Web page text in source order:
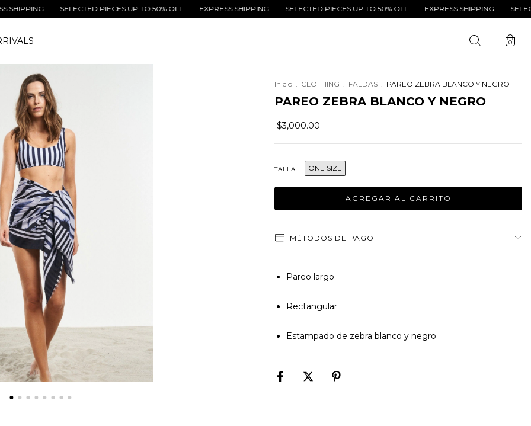
SELECTED PIECES UP TO 50% OFF EXPRESS SHIPPING SELECTED PIECES UP TO 50% OFF EXPRESS SHIPPING SELECTED
0
Inicio CLOTHING FALDAS PAREO ZEBRA BLANCO Y NEGRO
PAREO ZEBRA BLANCO Y NEGRO
$3,000.00
TALLA ONE SIZE
MÉTODOS DE PAGO
Pareo largo
Rectangular
Estampado de zebra blanco y negro